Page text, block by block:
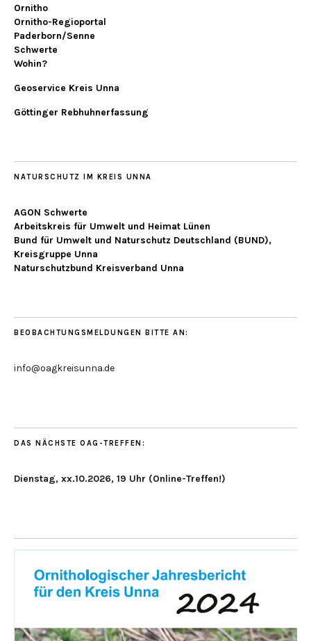
Ornitho
Ornitho-Regioportal
Paderborn/Senne
Schwerte
Wohin?
Geoservice Kreis Unna
Göttinger Rebhuhnerfassung
NATURSCHUTZ IM KREIS UNNA
AGON Schwerte
Arbeitskreis für Umwelt und Heimat Lünen
Bund für Umwelt und Naturschutz Deutschland (BUND),
Kreisgruppe Unna
Naturschutzbund Kreisverband Unna
BEOBACHTUNGSMELDUNGEN BITTE AN:
info@oagkreisunna.de
DAS NÄCHSTE OAG-TREFFEN:
Dienstag, xx.10.2026, 19 Uhr (Online-Treffen!)